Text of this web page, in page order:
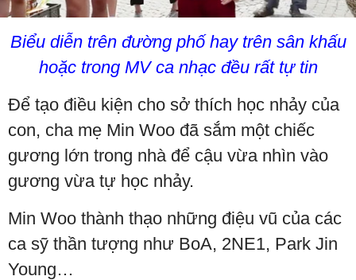
Biểu diễn trên đường phố hay trên sân khấu
hoặc trong MV ca nhạc đều rất tự tin
Để tạo điều kiện cho sở thích học nhảy của
con, cha mẹ Min Woo đã sắm một chiếc
gương lớn trong nhà để cậu vừa nhìn vào
gương vừa tự học nhảy.
Min Woo thành thạo những điệu vũ của các
ca sỹ thần tượng như BoA, 2NE1, Park Jin
Young…